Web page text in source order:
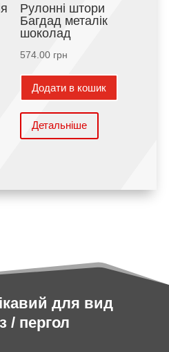
Рулонні штори
Багдад металік
шоколад
574.00грн
Додати в кошик
Детальніше
для вид
/ пергол